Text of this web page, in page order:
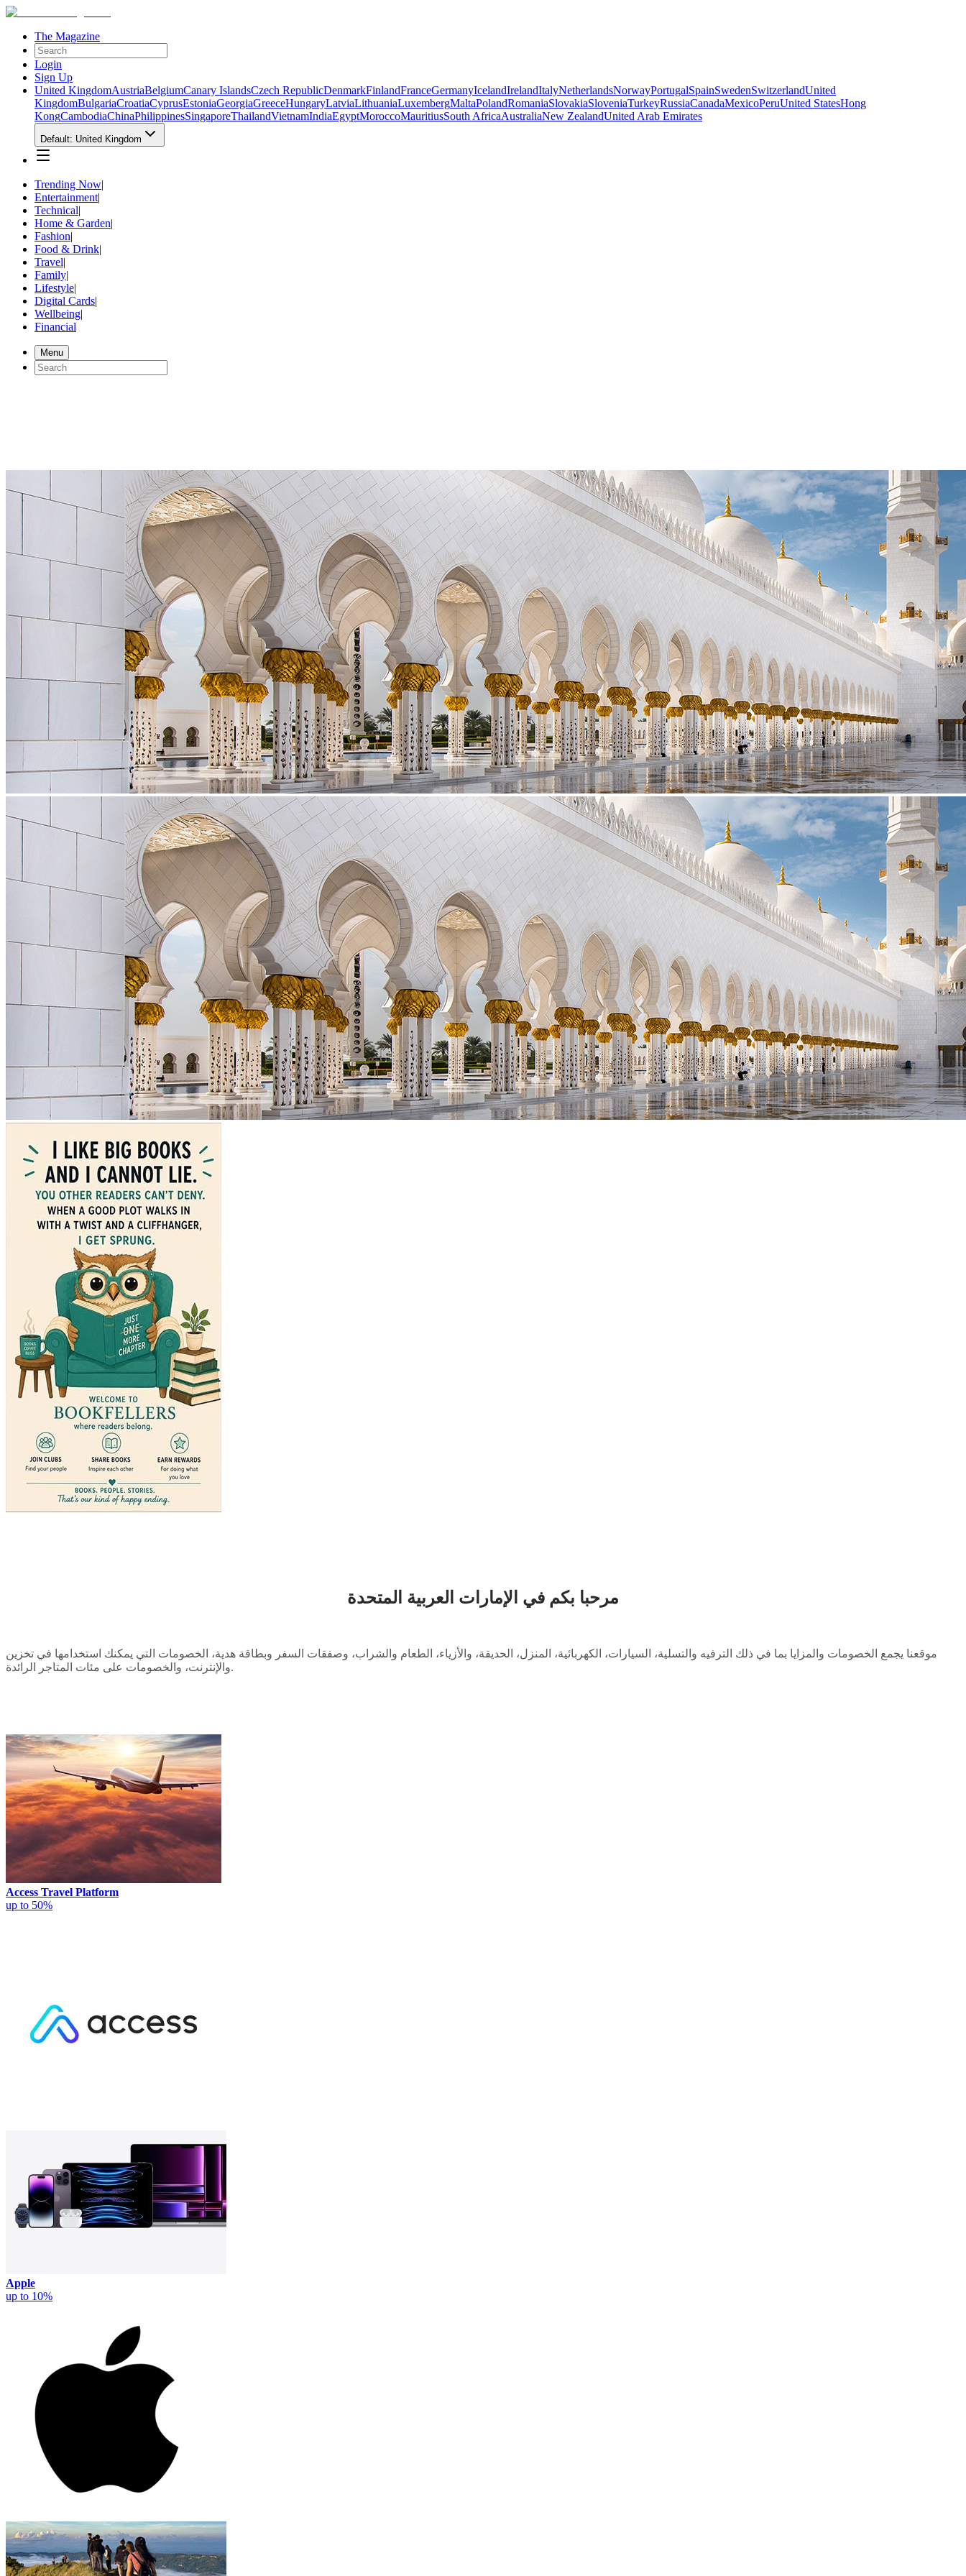
The Magazine
Login
Sign Up
United KingdomAustriaBelgiumCanary IslandsCzech RepublicDenmarkFinlandFranceGermanyIcelandIrelandItalyNetherlandsNorwayPortugalSpainSwedenSwitzerlandUnited
KingdomBulgariaCroatiaCyprusEstoniaGeorgiaGreeceHungaryLatviaLithuaniaLuxembergMaltaPolandRomaniaSlovakiaSloveniaTurkeyRussiaCanadaMexicoPeruUnited StatesHong
KongCambodiaChinaPhilippinesSingaporeThailandVietnamIndiaEgyptMoroccoMauritiusSouth AfricaAustraliaNew ZealandUnited Arab Emirates
Default: United Kingdom
Trending Now|
Entertainment|
Technical|
Home & Garden|
Fashion|
Food & Drink|
Travel|
Family|
Lifestyle|
Digital Cards|
Wellbeing|
Financial
Menu
مرحبا بكم في الإمارات العربية المتحدة
موقعنا يجمع الخصومات والمزايا بما في ذلك الترفيه والتسلية، السيارات، الكهربائية، المنزل، الحديقة، والأزياء، الطعام والشراب، وصفقات السفر وبطاقة هدية، الخصومات التي يمكنك استخدامها في تخزين
والإنترنت، والخصومات على مئات المتاجر الرائدة.
Access Travel Platform
up to 50%
Apple
up to 10%